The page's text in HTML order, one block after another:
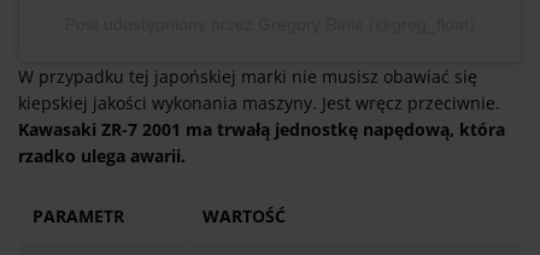
W przypadku tej japońskiej marki nie musisz obawiać się
kiepskiej jakości wykonania maszyny. Jest wręcz przeciwnie.
Kawasaki ZR-7 2001 ma trwałą jednostkę napędową, która
rzadko ulega awarii.
PARAMETR WARTOŚĆ